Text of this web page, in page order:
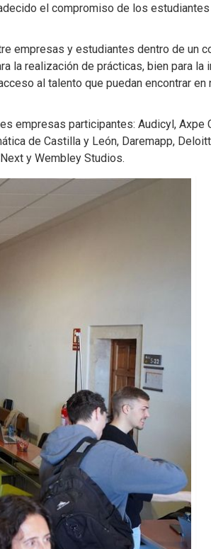
el compromiso de los
empresas y estudiantes dentro de un
la realización de prácticas, bien para la
al talento que puedan encontrar
empresas participantes: Audicyl, Axpe
de Castilla y León, Daremapp,
y Wembley Studios.